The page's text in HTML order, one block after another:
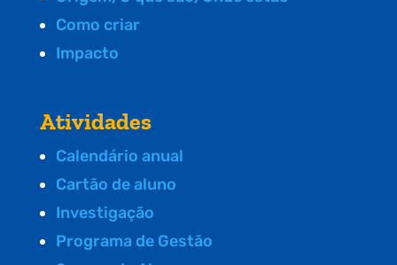
Como criar
Impacto
Atividades
Calendário anual
Cartão de aluno
Investigação
Programa de Gestão